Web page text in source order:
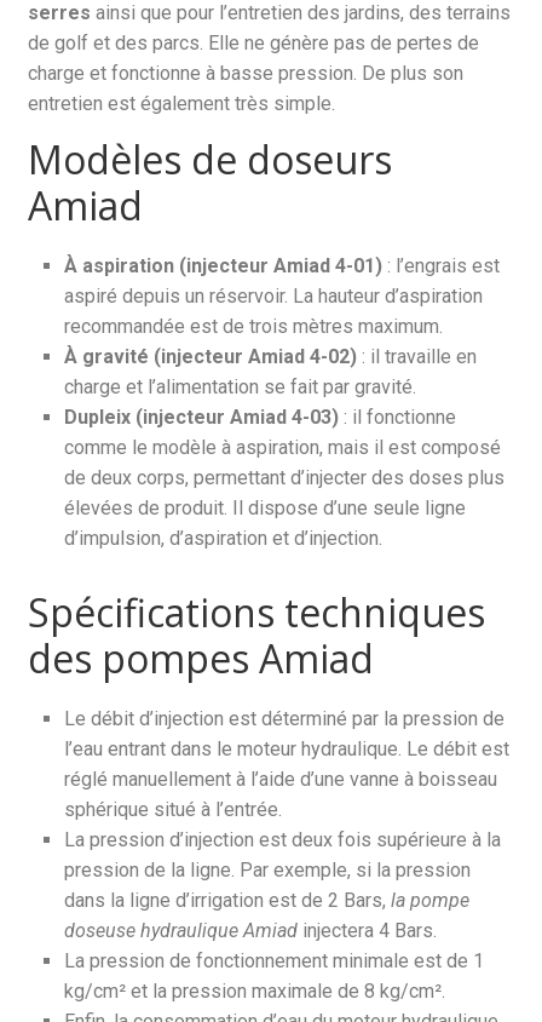
serres ainsi que pour l’entretien des jardins, des terrains
de golf et des parcs. Elle ne génère pas de pertes de
charge et fonctionne à basse pression. De plus son
entretien est également très simple.
Modèles de doseurs
Amiad
À aspiration (injecteur Amiad 4-01) : l’engrais est
aspiré depuis un réservoir. La hauteur d’aspiration
recommandée est de trois mètres maximum.
À gravité (injecteur Amiad 4-02) : il travaille en
charge et l’alimentation se fait par gravité.
Dupleix (injecteur Amiad 4-03) : il fonctionne
comme le modèle à aspiration, mais il est composé
de deux corps, permettant d’injecter des doses plus
élevées de produit. Il dispose d’une seule ligne
d’impulsion, d’aspiration et d’injection.
Spécifications techniques
des pompes Amiad
Le débit d’injection est déterminé par la pression de
l’eau entrant dans le moteur hydraulique. Le débit est
réglé manuellement à l’aide d’une vanne à boisseau
sphérique situé à l’entrée.
La pression d’injection est deux fois supérieure à la
pression de la ligne. Par exemple, si la pression
dans la ligne d’irrigation est de 2 Bars,la pompe
doseuse hydraulique Amiad injectera 4 Bars.
La pression de fonctionnement minimale est de 1
kg/cm² et la pression maximale de 8 kg/cm².